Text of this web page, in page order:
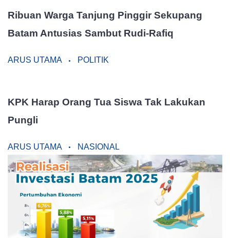
Ribuan Warga Tanjung Pinggir Sekupang
Batam Antusias Sambut Rudi-Rafiq
ARUS UTAMA POLITIK
KPK Harap Orang Tua Siswa Tak Lakukan
Pungli
ARUS UTAMA NASIONAL